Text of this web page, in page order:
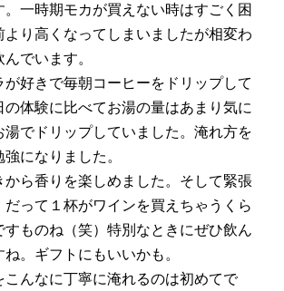
。一時期モカが買えない時はすごく困
より高くなってしまいましたが相変わ
でいます。
が好きで毎朝コーヒーをドリップして
の体験に比べてお湯の量はあまり気に
湯でドリップしていました。淹れ方を
になりました。
から香りを楽しめました。そして緊張
だって１杯がワインを買えちゃうくら
すものね（笑）特別なときにぜひ飲ん
。ギフトにもいいかも。
こんなに丁寧に淹れるのは初めてで